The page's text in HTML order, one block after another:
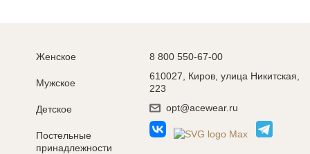
Женское
Мужское
Детское
Постельные
принадлежности
8 800 550-67-00
610027, Киров, улица Никитская,
223
opt@acewear.ru